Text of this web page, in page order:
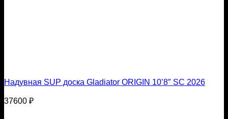
Надувная SUP доска Gladiator ORIGIN 10’8″ SC 2026
37600 ₽